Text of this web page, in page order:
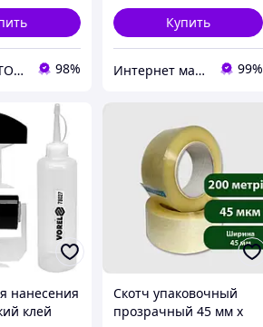
Добрий TАТО🥇 98%
Купить
Интернет магазин ТерЛайн 99%
нанесения
клей
Скотч упаковочный
прозрачный 45 мм х